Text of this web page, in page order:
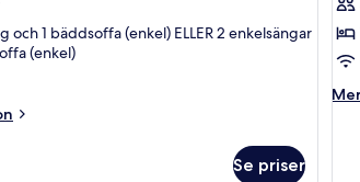
och 1 bäddsoffa (enkel) ELLER 2 enkelsängar
(enkel)
Se priser
Mer